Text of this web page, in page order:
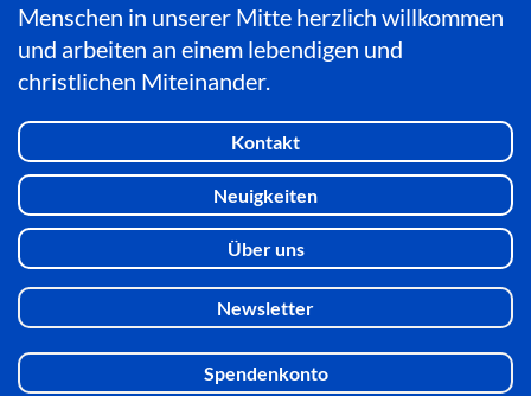
Menschen in unserer Mitte herzlich willkommen
und arbeiten an einem lebendigen und
christlichen Miteinander.
Kontakt
Neuigkeiten
Über uns
Newsletter
Spendenkonto